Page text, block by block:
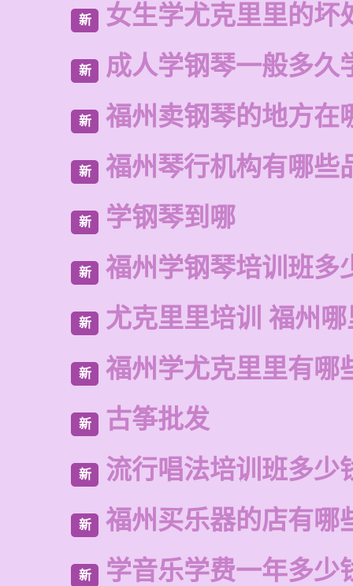
新 女生学尤克里里的坏
新 成人学钢琴一般多久
新 福州卖钢琴的地方在
新 福州琴行机构有哪些
新 学钢琴到哪
新 福州学钢琴培训班多
新 尤克里里培训 福州
新 福州学尤克里里有哪
新 古筝批发
新 流行唱法培训班多少
新 福州买乐器的店有哪
新 学音乐学费一年多少